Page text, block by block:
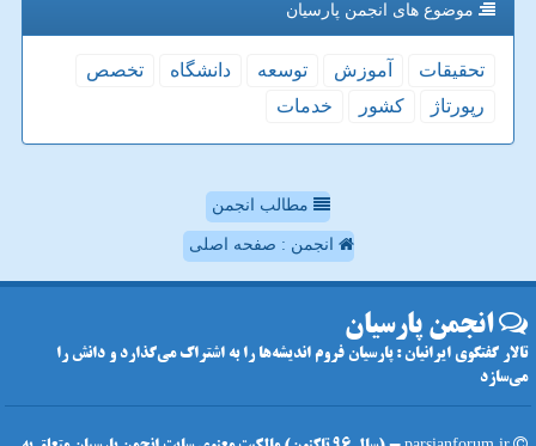
موضوع های انجمن پارسیان
تحقیقات آموزش توسعه دانشگاه
تخصص
رپورتاژ
كشور خدمات
مطالب انجمن
انجمن : صفحه اصلی
انجمن پارسیان
تالار گفتگوی ایرانیان : پارسیان فروم اندیشه‌ها را به اشتراک می‌گذارد و دانش را
می‌سازد